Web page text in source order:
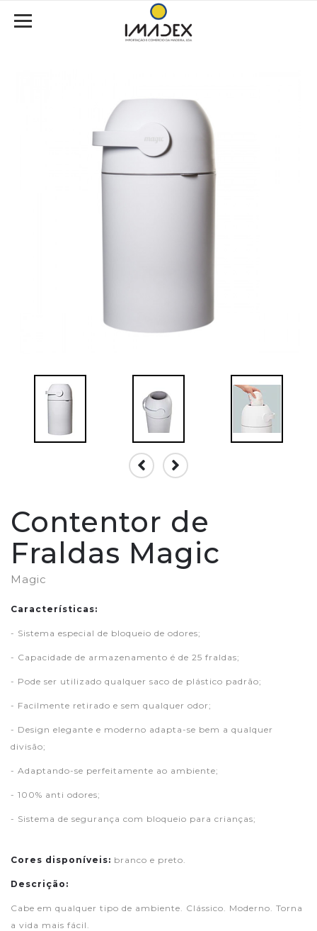
Contentor de
Fraldas Magic
Magic
Características:
- Sistema especial de bloqueio de odores;
- Capacidade de armazenamento é de 25 fraldas;
- Pode ser utilizado qualquer saco de plástico padrão;
- Facilmente retirado e sem qualquer odor;
- Design elegante e moderno adapta-se bem a qualquer
divisão;
- Adaptando-se perfeitamente ao ambiente;
- 100% anti odores;
- Sistema de segurança com bloqueio para crianças;
Cores disponíveis: branco e preto.
Descrição:
Cabe em qualquer tipo de ambiente. Clássico. Moderno. Torna
a vida mais fácil.